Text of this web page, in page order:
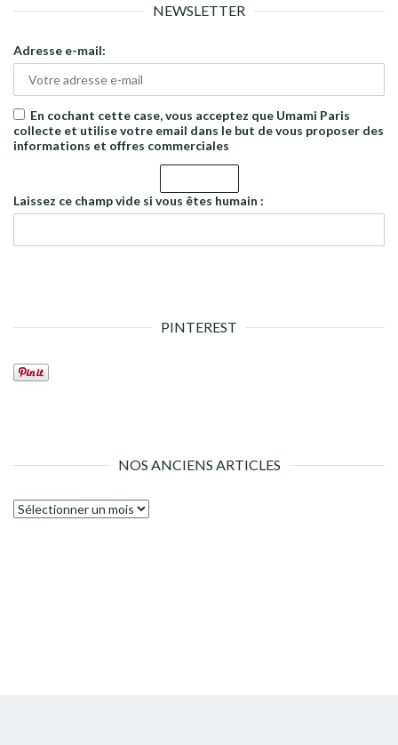
NEWSLETTER
Adresse e-mail:
En cochant cette case, vous acceptez que Umami Paris
collecte et utilise votre email dans le but de vous proposer des
informations et offres commerciales
Laissez ce champ vide si vous êtes humain :
PINTEREST
NOS ANCIENS ARTICLES
Nos